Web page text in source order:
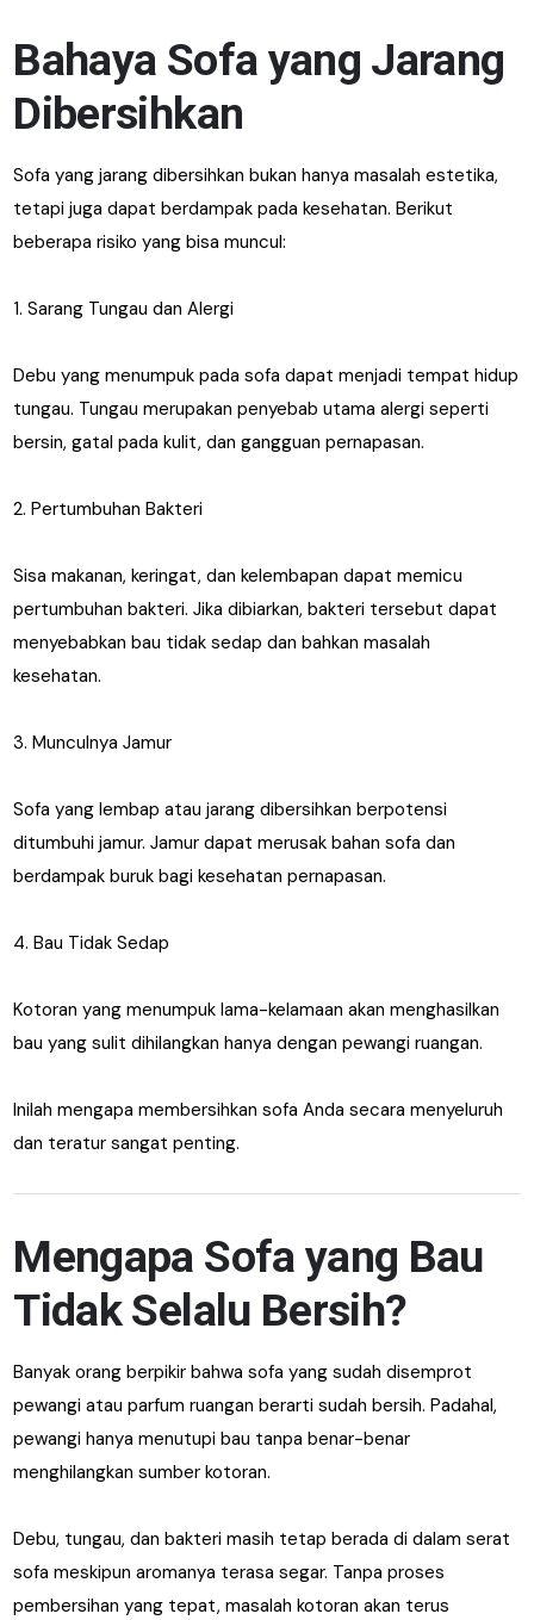
Bahaya Sofa yang Jarang
Dibersihkan
Sofa yang jarang dibersihkan bukan hanya masalah estetika,
tetapi juga dapat berdampak pada kesehatan. Berikut
beberapa risiko yang bisa muncul:
1. Sarang Tungau dan Alergi
Debu yang menumpuk pada sofa dapat menjadi tempat hidup
tungau. Tungau merupakan penyebab utama alergi seperti
bersin, gatal pada kulit, dan gangguan pernapasan.
2. Pertumbuhan Bakteri
Sisa makanan, keringat, dan kelembapan dapat memicu
pertumbuhan bakteri. Jika dibiarkan, bakteri tersebut dapat
menyebabkan bau tidak sedap dan bahkan masalah
kesehatan.
3. Munculnya Jamur
Sofa yang lembap atau jarang dibersihkan berpotensi
ditumbuhi jamur. Jamur dapat merusak bahan sofa dan
berdampak buruk bagi kesehatan pernapasan.
4. Bau Tidak Sedap
Kotoran yang menumpuk lama-kelamaan akan menghasilkan
bau yang sulit dihilangkan hanya dengan pewangi ruangan.
Inilah mengapa membersihkan sofa Anda secara menyeluruh
dan teratur sangat penting.
Mengapa Sofa yang Bau
Tidak Selalu Bersih?
Banyak orang berpikir bahwa sofa yang sudah disemprot
pewangi atau parfum ruangan berarti sudah bersih. Padahal,
pewangi hanya menutupi bau tanpa benar-benar
menghilangkan sumber kotoran.
Debu, tungau, dan bakteri masih tetap berada di dalam serat
sofa meskipun aromanya terasa segar. Tanpa proses
pembersihan yang tepat, masalah kotoran akan terus